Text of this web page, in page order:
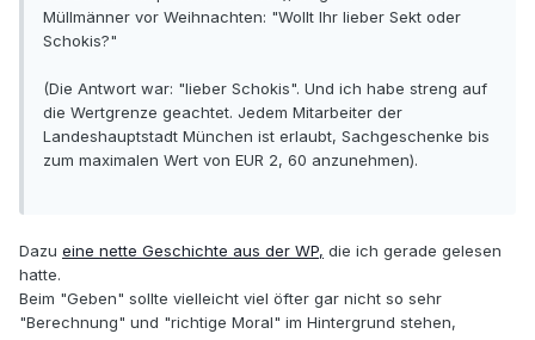
Müllmänner vor Weihnachten: "Wollt Ihr lieber Sekt oder
Schokis?"
(Die Antwort war: "lieber Schokis". Und ich habe streng auf
die Wertgrenze geachtet. Jedem Mitarbeiter der
Landeshauptstadt München ist erlaubt, Sachgeschenke bis
zum maximalen Wert von EUR 2, 60 anzunehmen).
Dazu eine nette Geschichte aus der WP, die ich gerade gelesen
hatte.
Beim "Geben" sollte vielleicht viel öfter gar nicht so sehr
"Berechnung" und "richtige Moral" im Hintergrund stehen,